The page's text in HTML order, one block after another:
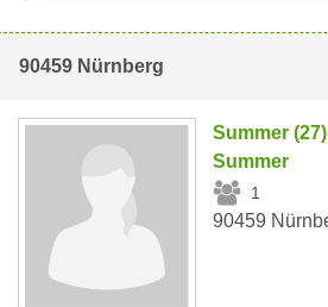
90459 Nürnberg
Summer (27)
Summer
1
90459